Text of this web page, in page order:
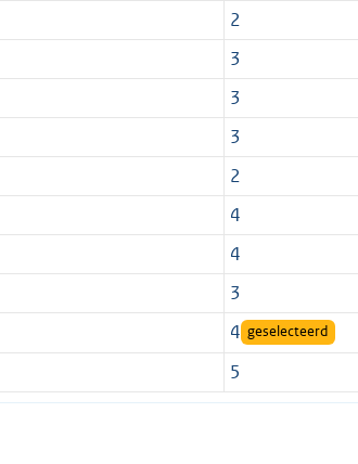
2
3
3
3
2
4
4
3
4 geselecteerd
5